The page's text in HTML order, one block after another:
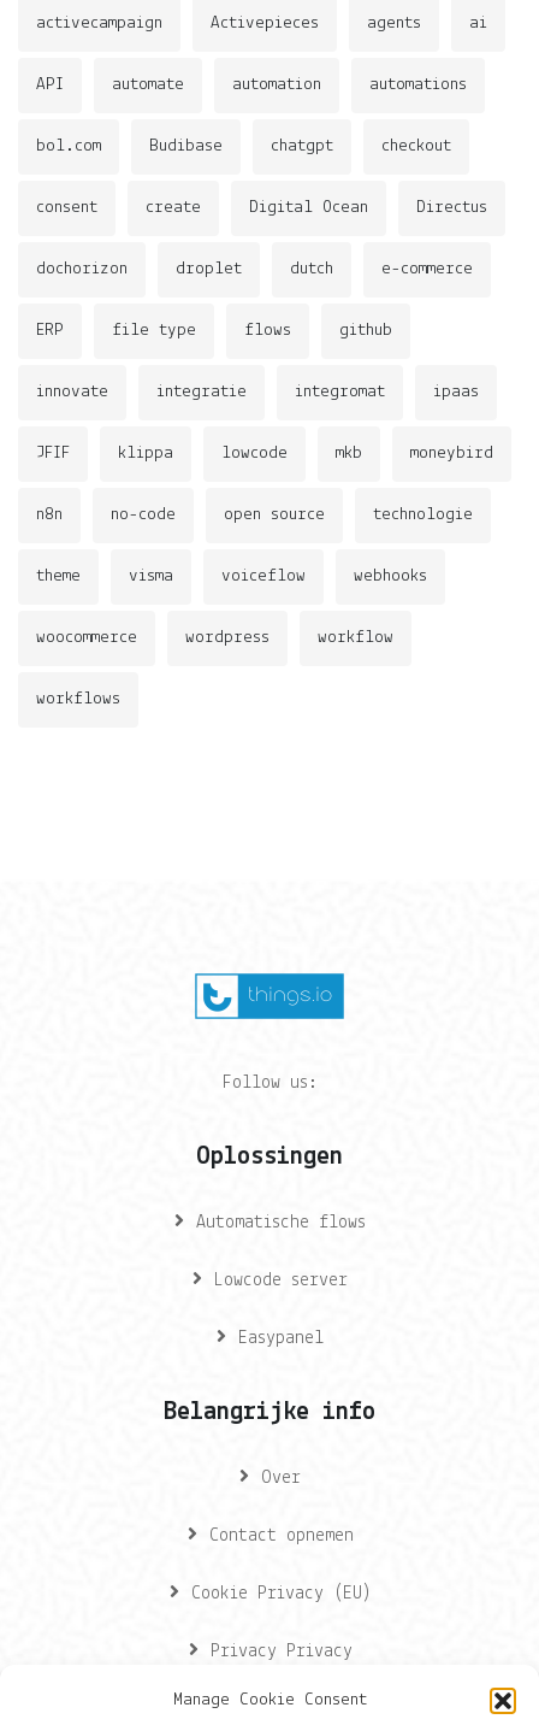
Manage Cookie Consent
activecampaign Activepieces agents ai
API automate automation automations
bol.com Budibase chatgpt checkout
consent create Digital Ocean Directus
dochorizon droplet dutch e-commerce
ERP file type flows github
innovate integratie integromat ipaas
JFIF klippa lowcode mkb moneybird
n8n no-code open source technologie
theme visma voiceflow webhooks
woocommerce wordpress workflow
workflows
Follow us:
Oplossingen
Automatische flows
Lowcode server
Easypanel
Belangrijke info
Over
Contact opnemen
Cookie Privacy (EU)
Privacy Privacy